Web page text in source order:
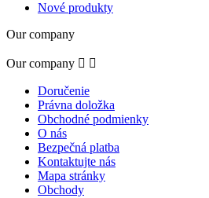
Nové produkty
Our company
Our company  
Doručenie
Právna doložka
Obchodné podmienky
O nás
Bezpečná platba
Kontaktujte nás
Mapa stránky
Obchody